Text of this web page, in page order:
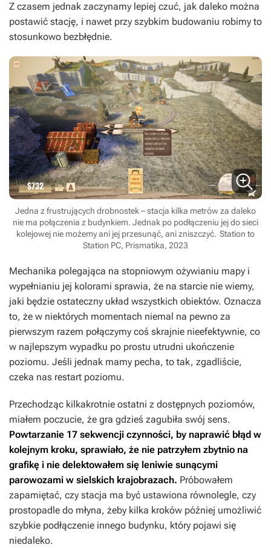
Z czasem jednak zaczynamy lepiej czuć, jak daleko można
postawić stację, i nawet przy szybkim budowaniu robimy to
stosunkowo bezbłędnie.
Jedna z frustrujących drobnostek – stacja kilka metrów za daleko
nie ma połączenia z budynkiem. Jednak po podłączeniu jej do sieci
kolejowej nie możemy ani jej przesunąć, ani zniszczyć. Station to
Station PC, Prismatika, 2023
Mechanika polegająca na stopniowym ożywianiu mapy i
wypełnianiu jej kolorami sprawia, że na starcie nie wiemy,
jaki będzie ostateczny układ wszystkich obiektów. Oznacza
to, że w niektórych momentach niemal na pewno za
pierwszym razem połączymy coś skrajnie nieefektywnie, co
w najlepszym wypadku po prostu utrudni ukończenie
poziomu. Jeśli jednak mamy pecha, to tak, zgadliście,
czeka nas restart poziomu.
Przechodząc kilkakrotnie ostatni z dostępnych poziomów,
miałem poczucie, że gra gdzieś zagubiła swój sens.
Powtarzanie 17 sekwencji czynności, by naprawić błąd w
kolejnym kroku, sprawiało, że nie patrzyłem zbytnio na
grafikę i nie delektowałem się leniwie sunącymi
parowozami w sielskich krajobrazach. Próbowałem
zapamiętać, czy stacja ma być ustawiona równolegle, czy
prostopadle do młyna, żeby kilka kroków później umożliwić
szybkie podłączenie innego budynku, który pojawi się
niedaleko.